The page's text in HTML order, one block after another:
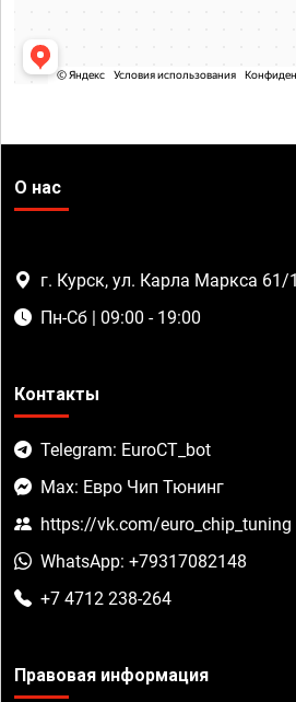
О нас
г. Курск, ул. Карла Маркса 61/1
Пн-Сб | 09:00 - 19:00
Контакты
Telegram: EuroCT_bot
Max: Евро Чип Тюнинг
https://vk.com/euro_chip_tuning
WhatsApp: +79317082148
+7 4712 238-264
Правовая информация